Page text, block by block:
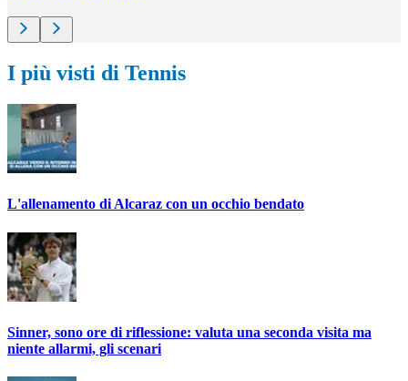
I più visti di Tennis
L'allenamento di Alcaraz con un occhio bendato
Sinner, sono ore di riflessione: valuta una seconda visita ma
niente allarmi, gli scenari